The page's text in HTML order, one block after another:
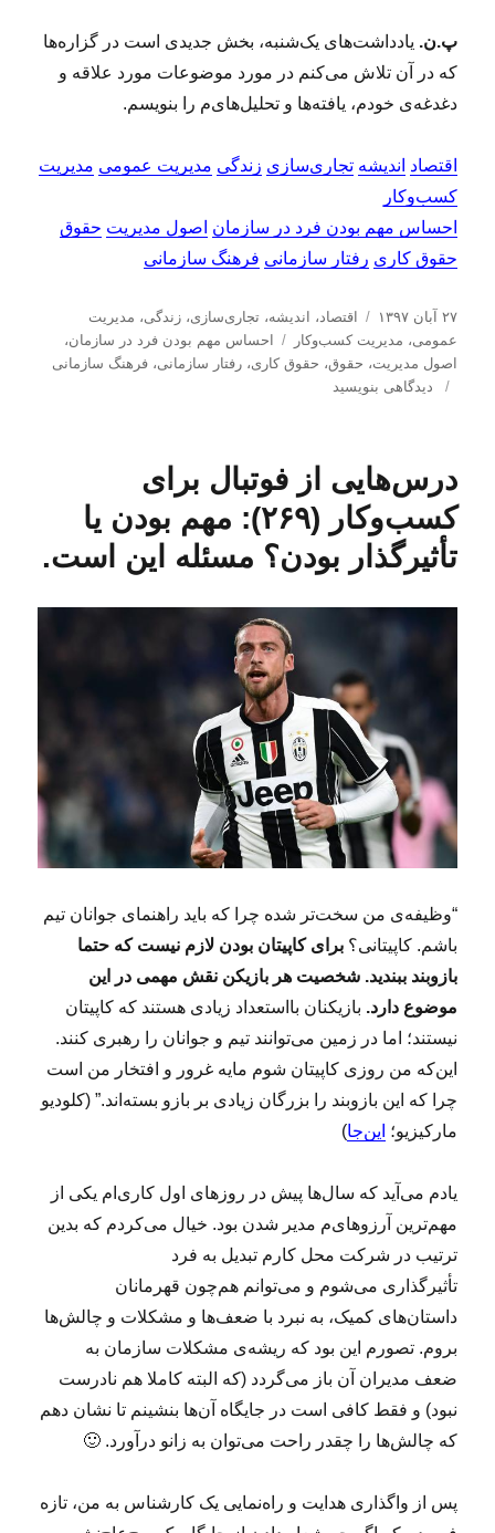
پ.ن. یادداشت‌های یک‌شنبه، بخش جدیدی است در گزاره‌ها
که در آن تلاش می‌کنم در مورد موضوعات مورد علاقه و
دغدغه‌ی خودم، یافته‌ها و تحلیل‌های‌م را بنویسم.
اقتصاد اندیشه تجاری‌سازی زندگی مدیریت عمومی مدیریت
کسب‌و‌کار
احساس مهم بودن فرد در سازمان اصول مدیریت حقوق
حقوق کاری رفتار سازمانی فرهنگ سازمانی
ا
ر
س
ه
د
ر
۲۷ آبان ۱۳۹۷
د
س
ت
ه‌
اقتصاد ، اندیشه،تجاری‌سازی،زندگی، مدیریت
عمومی، مدیریت كسب‌و‌كار
ب
ر
ا
احساس مهم بودن فرد در سازمان،
اصول مدیریت، حقوق، حقوق کاری،رفتار سازمانی،فرهنگ سازمانی
ی
ا
د
د
ا
(
)
س
پ
ی
ن
ه
ا
د
ب
ر
ا
ل
ت
ر
س
ز
ی
ف
دیدگاهی بنویسید
درس‌هایی از فوتبال برای
کسب‌و‌کار (۲۶۹): مهم بودن یا
تأثیرگذار بودن؟ مسئله این است.
“وظیفه‌ی من سخت‌تر شده چرا که باید راهنمای جوانان تیم
باشم. کاپیتانی؟برای کاپیتان بودن لازم نیست که حتما
بازوبند ببندید. شخصیت هر بازیکن نقش مهمی در این
موضوع دارد. بازیکنان بااستعداد زیادی هستند که کاپیتان
نیستند؛ اما در زمین می‌توانند تیم و جوانان را رهبری کنند.
این‌که من روزی کاپیتان شوم مایه غرور و افتخار من است
چرا که این بازوبند را بزرگان زیادی بر بازو بسته‌اند.” (کلودیو
مارکیزیو؛ این‌جا)
یادم می‌آید که سال‌ها پیش در روزهای اول کاری‌ام یکی از
مهم‌ترین آرزوهای‌م مدیر شدن بود. خیال می‌کردم که بدین
ترتیب در شرکت محل کارم تبدیل به فرد
تأثیرگذاری می‌شوم و می‌توانم هم‌چون قهرمانان
داستان‌های کمیک، به نبرد با ضعف‌ها و مشکلات و چالش‌ها
بروم. تصورم این بود که ریشه‌ی مشکلات سازمان به
ضعف مدیران‌ آن باز می‌گردد (که البته کاملا هم نادرست
نبود) و فقط کافی است در جایگاه آن‌ها بنشینم تا نشان دهم
که چالش‌ها را چقدر راحت می‌توان به زانو درآورد. 🙂
پس از واگذاری هدایت و راه‌نمایی یک کارشناس به من، تازه